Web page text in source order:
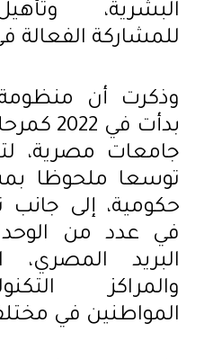
البشرية،
للمشاركة الفعالة
وذكرت أن منظومة
بدأت
جامعات مصرية،
حكومية، إلى
في عدد من
البريد المصري،
والمراكز
المواطنين في